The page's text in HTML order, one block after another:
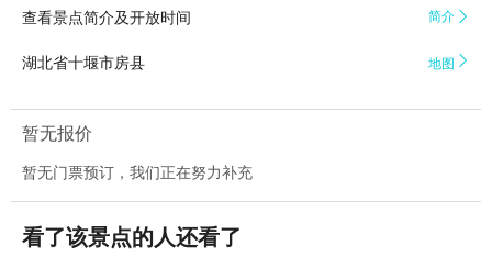
查看景点简介及开放时间 简介 
湖北省十堰市房县 地图 
暂无报价
暂无门票预订，我们正在努力补充
看了该景点的人还看了